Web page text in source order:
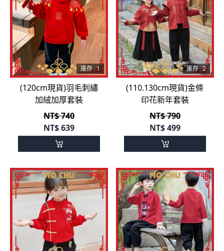
庫存 1
(120cm現貨)羽毛刺繡
加絨加厚套裝
NT$ 740
NT$639
庫存 2
(110.130cm現貨)金條
印花新年套裝
NT$ 790
NT$499